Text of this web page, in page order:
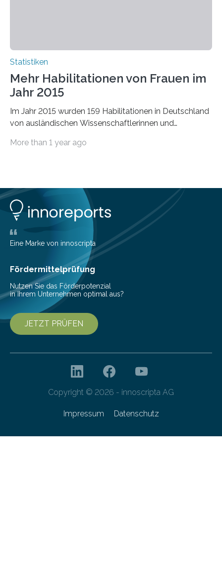
Statistiken
Mehr Habilitationen von Frauen im
Jahr 2015
Im Jahr 2015 wurden 159 Habilitationen in Deutschland
von ausländischen Wissenschaftlerinnen und
More than 1 year ago
Eine Marke von innoscripta
Fördermittelprüfung
Nutzen Sie das Förderpotenzial
in Ihrem Unternehmen optimal aus?
JETZT PRÜFEN
Copyright © 2026 - innoscripta AG
Impressum Datenschutz